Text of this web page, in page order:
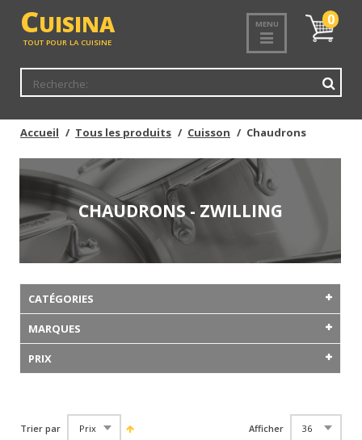
CUISINA
TOUT POUR LA CUISINE
MENU
Mon
panier
0
Accueil Tous les produits Cuisson Chaudrons
CHAUDRONS - ZWILLING
CATÉGORIES
MARQUES
PRIX
Trier par Afficher